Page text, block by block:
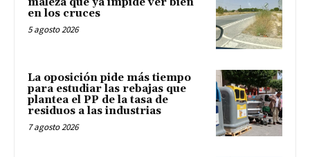
en los cruces
5 agosto 2026
La oposición pide más tiempo
para estudiar las rebajas que
plantea el PP de la tasa de
residuos a las industrias
7 agosto 2026